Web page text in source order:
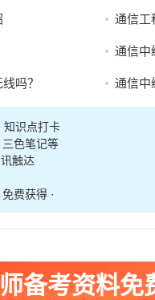
通信工
通信中
吗？ 通信中
知识点打卡
色笔记等
触达
费获得 ·
备考资料免